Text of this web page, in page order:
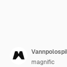
magnific